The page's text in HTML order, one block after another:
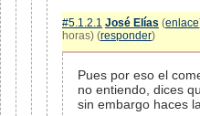
#5.1.2.1 José Elías (enlace
horas) (responder)
Pues por eso el
no entiendo, dices
sin embargo haces